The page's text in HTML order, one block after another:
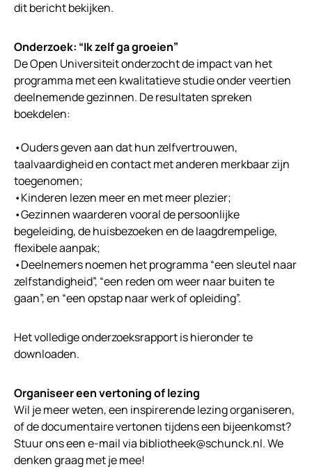
dit bericht bekijken.
Onderzoek: “Ik zelf ga groeien”
De Open Universiteit onderzocht de impact van het
programma met een kwalitatieve studie onder veertien
deelnemende gezinnen. De resultaten spreken
boekdelen:
•Ouders geven aan dat hun zelfvertrouwen,
taalvaardigheid en contact met anderen merkbaar zijn
toegenomen;
•Kinderen lezen meer en met meer plezier;
•Gezinnen waarderen vooral de persoonlijke
begeleiding, de huisbezoeken en de laagdrempelige,
flexibele aanpak;
•Deelnemers noemen het programma “een sleutel naar
zelfstandigheid”, “een reden om weer naar buiten te
gaan”, en “een opstap naar werk of opleiding”.
Het volledige onderzoeksrapport is hieronder te
downloaden.
Organiseer een vertoning of lezing
Wil je meer weten, een inspirerende lezing organiseren,
of de documentaire vertonen tijdens een bijeenkomst?
Stuur ons een e-mail via bibliotheek@schunck.nl. We
denken graag met je mee!